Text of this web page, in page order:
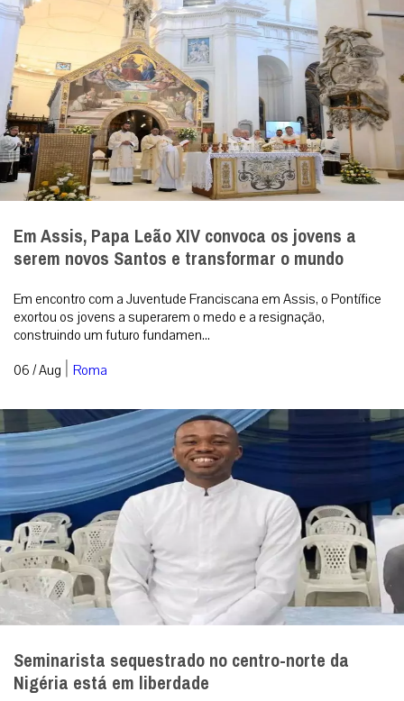
Em Assis, Papa Leão XIV convoca os jovens a
serem novos Santos e transformar o mundo
Em encontro com a Juventude Franciscana em Assis, o Pontífice
exortou os jovens a superarem o medo e a resignação,
construindo um futuro fundamen...
06 / Aug | Roma
Seminarista sequestrado no centro-norte da
Nigéria está em liberdade